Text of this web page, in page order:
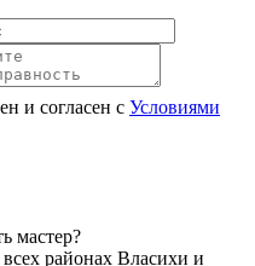
и согласен с Условиями
мастер?
районах Власихи и